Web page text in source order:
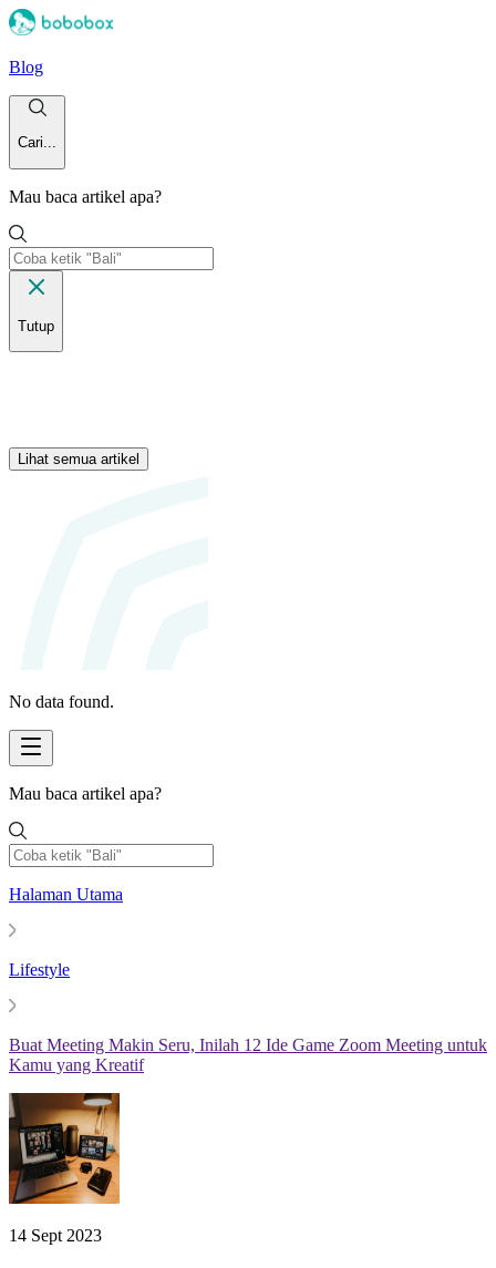
Blog
Cari...
Mau baca artikel apa?
Tutup
Lihat semua artikel
No data found.
Mau baca artikel apa?
Halaman Utama
Lifestyle
Buat Meeting Makin Seru, Inilah 12 Ide Game Zoom Meeting untuk
Kamu yang Kreatif
14 Sept 2023